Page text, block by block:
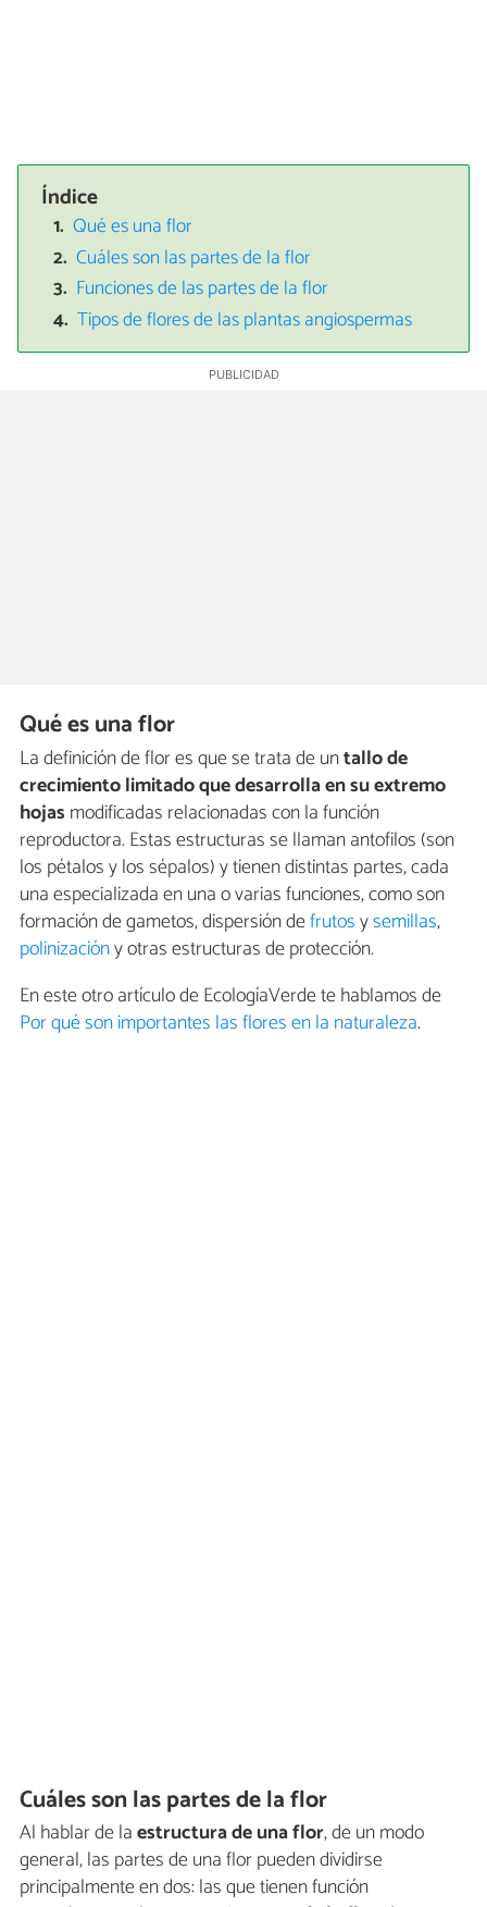
Índice
Qué es una flor
Cuáles son las partes de la flor
Funciones de las partes de la flor
Tipos de flores de las plantas angiospermas
Qué es una flor
La definición de flor es que se trata de untallo de
crecimiento limitado que desarrolla en su extremo
hojas modificadas relacionadas con la función
reproductora. Estas estructuras se llaman antofilos (son
los pétalos y los sépalos) y tienen distintas partes, cada
una especializada en una o varias funciones, como son
formación de gametos, dispersión defrutosysemillas,
polinizacióny otras estructuras de protección.
En este otro artículo de EcologíaVerde te hablamos de
Por qué son importantes las flores en la naturaleza.
Cuáles son las partes de la flor
Al hablar de laestructura de una flor, de un modo
general, las partes de una flor pueden dividirse
principalmente en dos: las que tienen función